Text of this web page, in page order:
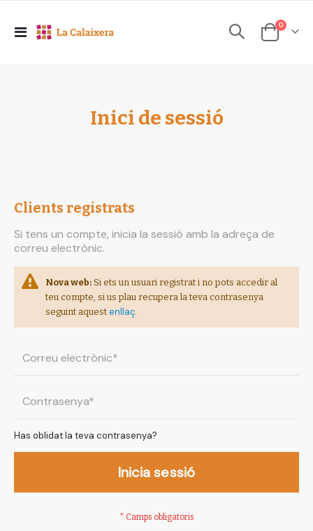
Toggle
Cesta
0elements
Inici de sessió
Clients registrats
Si tens un compte, inicia la sessió amb la adreça de
correu electrònic.
Nova web: Si ets un usuari registrat i no pots accedir al
teu compte, si us plau recupera la teva contrasenya
seguint aquest enllaç.
Has oblidat la teva contrasenya?
Inicia sessió